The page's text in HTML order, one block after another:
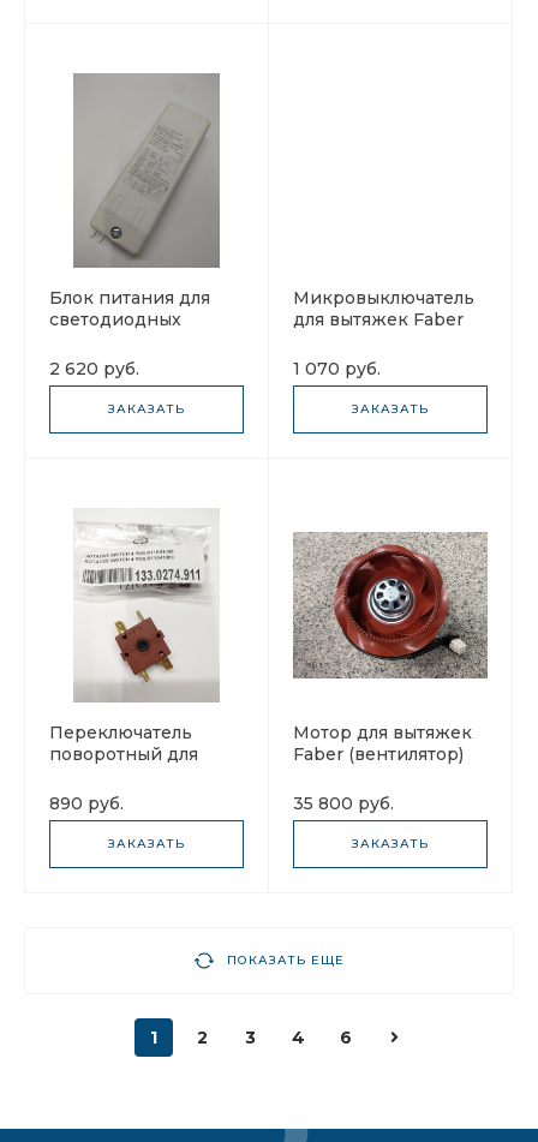
Блок питания для
светодиодных
вытяжек Faber
133.0306.954
2 620 руб.
ЗАКАЗАТЬ
Микровыключатель
для вытяжек Faber
1 070 руб.
ЗАКАЗАТЬ
Переключатель
поворотный для
133.0274.911
890 руб.
ЗАКАЗАТЬ
Мотор для вытяжек
Faber (вентилятор)
35 800 руб.
ЗАКАЗАТЬ
ПОКАЗАТЬ ЕЩЕ
1 2 3 4 6